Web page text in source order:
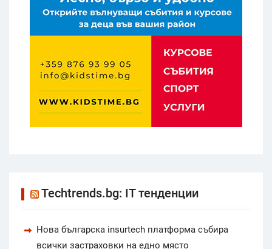
Techtrends.bg: IT тенденции
Нова българска insurtech платформа събира
всички застраховки на едно място